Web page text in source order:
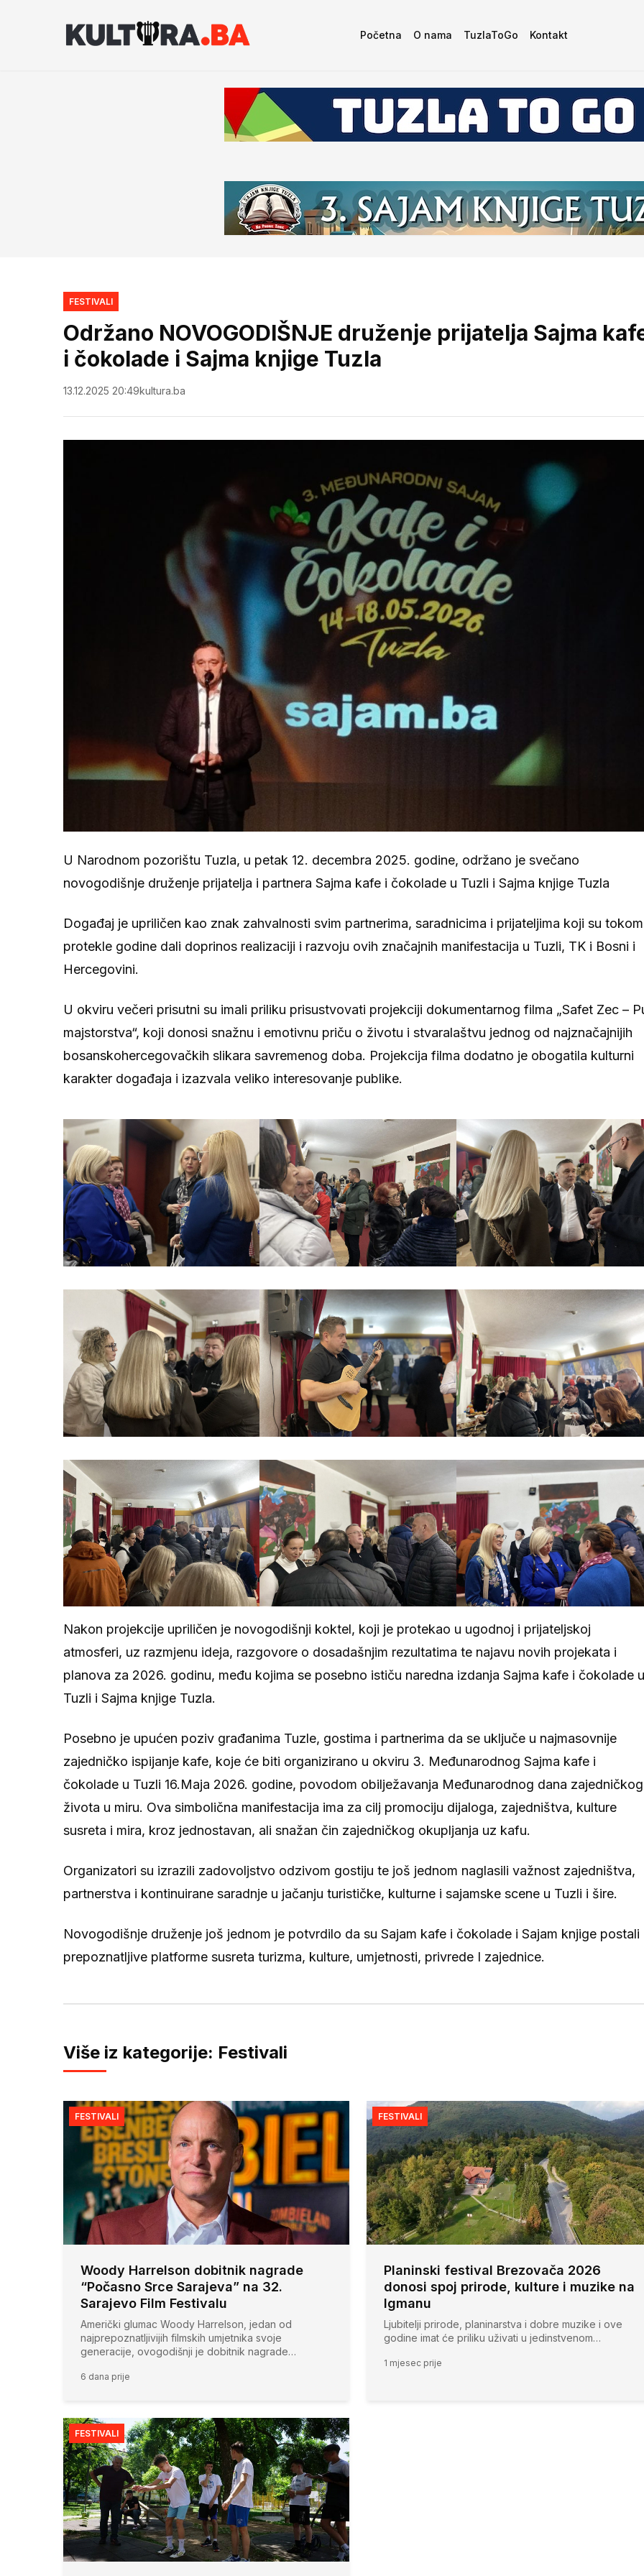
Početna O nama TuzlaToGo Kontakt
FESTIVALI
Održano NOVOGODIŠNJE druženje prijatelja Sajma
i čokolade i Sajma knjige Tuzla
13.12.2025 20:49kultura.ba
U Narodnom pozorištu Tuzla, u petak 12. decembra 2025. godine, održano je svečano
novogodišnje druženje prijatelja i partnera Sajma kafe i čokolade u Tuzli i Sajma knjige Tuzla
Događaj je upriličen kao znak zahvalnosti svim partnerima, saradnicima i prijateljima koji su tokom
protekle godine dali doprinos realizaciji i razvoju ovih značajnih manifestacija u Tuzli, TK i Bosni i
Hercegovini.
U okviru večeri prisutni su imali priliku prisustvovati projekciji dokumentarnog filma „Safet Zec –
majstorstva“, koji donosi snažnu i emotivnu priču o životu i stvaralaštvu jednog od najznačajnijih
bosanskohercegovačkih slikara savremenog doba. Projekcija filma dodatno je obogatila kulturni
karakter događaja i izazvala veliko interesovanje publike.
Nakon projekcije upriličen je novogodišnji koktel, koji je protekao u ugodnoj i prijateljskoj
atmosferi, uz razmjenu ideja, razgovore o dosadašnjim rezultatima te najavu novih projekata i
planova za 2026. godinu, među kojima se posebno ističu naredna izdanja Sajma kafe i čokolade u
Tuzli i Sajma knjige Tuzla.
Posebno je upućen poziv građanima Tuzle, gostima i partnerima da se uključe u najmasovnije
zajedničko ispijanje kafe, koje će biti organizirano u okviru 3. Međunarodnog Sajma kafe i
čokolade u Tuzli 16.Maja 2026. godine, povodom obilježavanja Međunarodnog dana zajedničkog
života u miru. Ova simbolična manifestacija ima za cilj promociju dijaloga, zajedništva, kulture
susreta i mira, kroz jednostavan, ali snažan čin zajedničkog okupljanja uz kafu.
Organizatori su izrazili zadovoljstvo odzivom gostiju te još jednom naglasili važnost zajedništva,
partnerstva i kontinuirane saradnje u jačanju turističke, kulturne i sajamske scene u Tuzli i šire.
Novogodišnje druženje još jednom je potvrdilo da su Sajam kafe i čokolade i Sajam knjige postali
prepoznatljive platforme susreta turizma, kulture, umjetnosti, privrede I zajednice.
Više iz kategorije: Festivali
FESTIVALI
Woody Harrelson dobitnik nagrade
“Počasno Srce Sarajeva” na 32.
Sarajevo Film Festivalu
Američki glumac Woody Harrelson, jedan od
najprepoznatljivijih filmskih umjetnika svoje
generacije, ovogodišnji je dobitnik nagrade…
6 dana prije
FESTIVALI
Planinski festival Brezovača 2026
donosi spoj prirode, kulture i muzike na
Igmanu
Ljubitelji prirode, planinarstva i dobre muzike i ove
godine imat će priliku uživati u jedinstvenom…
1 mjesec prije
FESTIVALI